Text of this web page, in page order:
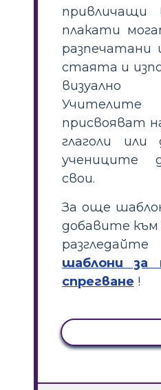
привличащи
плакати
разпечатани
стаята и
визуално
присвояват
глаголи или
учениците
свои.
За още
добавите към
шаблони за
спрегване !